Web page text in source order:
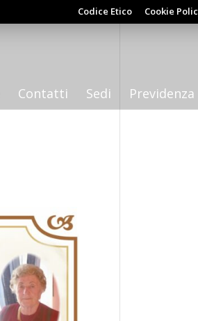
Codice Etico Cookie
Contatti Sedi